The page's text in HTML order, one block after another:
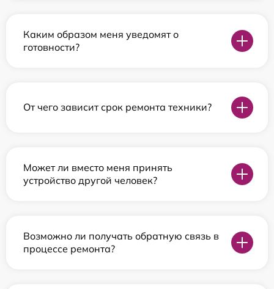
Каким образом меня уведомят о
готовности?
От чего зависит срок ремонта техники?
Может ли вместо меня принять
устройство другой человек?
Возможно ли получать обратную связь в
процессе ремонта?